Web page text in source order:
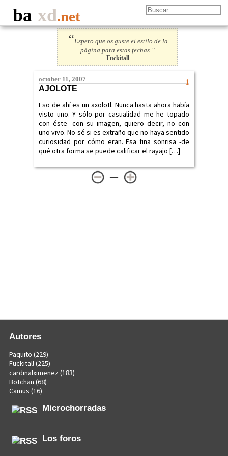
ba xd.net
“Espero que os guste el estilo de la
página para estas fechas.”
Fuckitall
1
october 11, 2007
AJOLOTE
Eso de ahí es un axolotl. Nunca hasta ahora había
visto uno. Y sólo por casualidad me he topado
con éste -con su imagen, quiero decir, no con
uno vivo. No sé si es extraño que no haya sentido
curiosidad por cómo eran. Esa fina sonrisa -de
qué otra forma se puede calificar el rayajo […]
—
Autores
Paquito (229)
Fuckitall(225)
cardinalximenez (183)
Botchan (68)
Camus (16)
Microchorradas
Los foros